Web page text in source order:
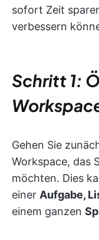
sofort Zeit
verbessern
Schritt 1:
Gehen Sie
Workspace, das
möchten. Dies
einer Aufgabe,
einem ganzen